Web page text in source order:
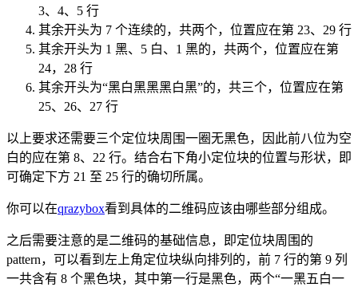
3、4、5 行
其余开头为 7 个连续的，共两个，位置应在第 23、29 行
其余开头为 1 黑、5 白、1 黑的，共两个，位置应在第
24，28 行
其余开头为“黑白黑黑黑白黑”的，共三个，位置应在第
25、26、27 行
以上要求还需要三个定位块周围一圈无黑色，因此前八位为空
白的应在第 8、22 行。结合右下角小定位块的位置与形状，即
可确定下方 21 至 25 行的确切所属。
你可以在qrazybox看到具体的二维码应该由哪些部分组成。
之后需要注意的是二维码的基础信息，即定位块周围的
pattern，可以看到左上角定位块纵向排列的，前 7 行的第 9 列
一共含有 8 个黑色块，其中第一行是黑色，两个“一黑五白一